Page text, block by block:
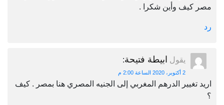
مصر كيف وأين شكرا .
رد
يقول ابيطة فتيحة:
2 أكتوبر، 2020 الساعة 2:00 م
اريد تغيير الدرهم المغربي إلى الجنيه المصري هنا بمصر . كيف
؟